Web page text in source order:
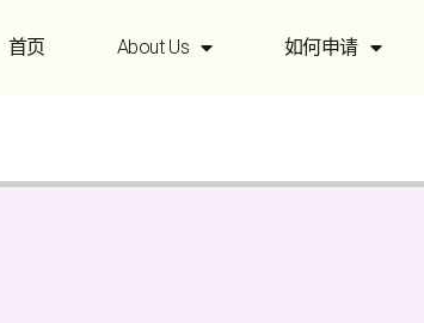
首页 About Us 如何申请